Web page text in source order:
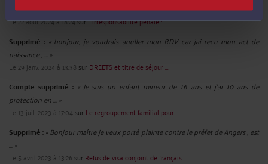
Supprimé :« Le problème est la compétence de l'expert et son aura qui va ... »
Le 22 août 2024 à 18:24surL'irresponsabilité pénale : ...
Supprimé : « bonjour, je voudrais anuller mon RDV car jai recu mon act de
naissance , ... »
Le 29 janv. 2024 à 13:38 sur DREETS et titre de séjour ...
Compte supprimé : « Je suis un enfant mineur de 16 ans et j'ai 10 ans de
protection en ... »
Le 13 juil. 2023 à 17:04 sur Le regroupement familial pour ...
Supprimé :« Bonjour maître je veux porté plainte contre le préfet de Angers , est
... »
Le 5 avril 2023 à 13:26 sur Refus de visa conjoint de français ...